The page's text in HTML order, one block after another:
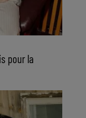
pour la